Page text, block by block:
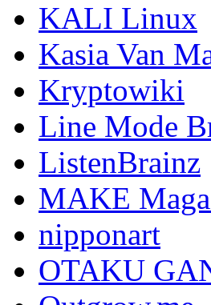
KALI Linux
Kasia Van
Kryptowiki
Line Mode
ListenBrainz
MAKE
nipponart
OTAKU